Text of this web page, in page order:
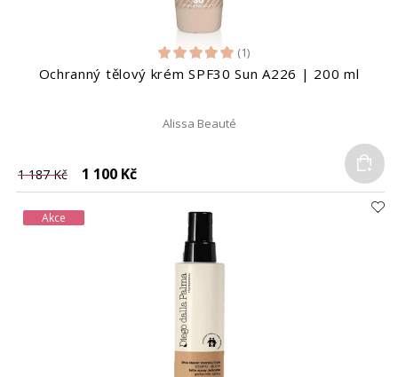
(1)
Ochranný tělový krém SPF30 Sun A226 | 200 ml
Alissa Beauté
1 187 Kč 1 100 Kč
Akce